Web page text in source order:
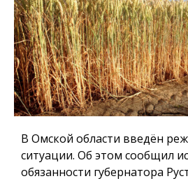
В Омской области введён
ситуации. Об этом сообщил
обязанности губернатора